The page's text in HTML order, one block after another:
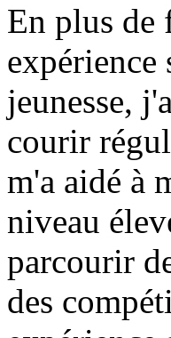
En plus de
expérience
jeunesse,
courir
m'a aidé à
niveau
parcourir
des